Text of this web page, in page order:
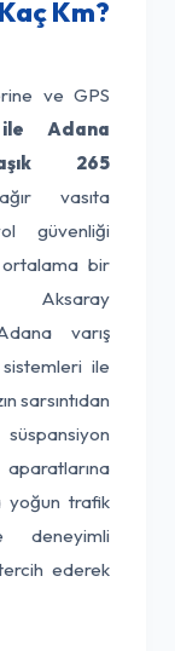
Km?
ve GPS
Adana
265
vasıta
güvenliği
ortalama bir
Aksaray
varış
ile
sarsıntıdan
yoğun trafik
deneyimli
ederek